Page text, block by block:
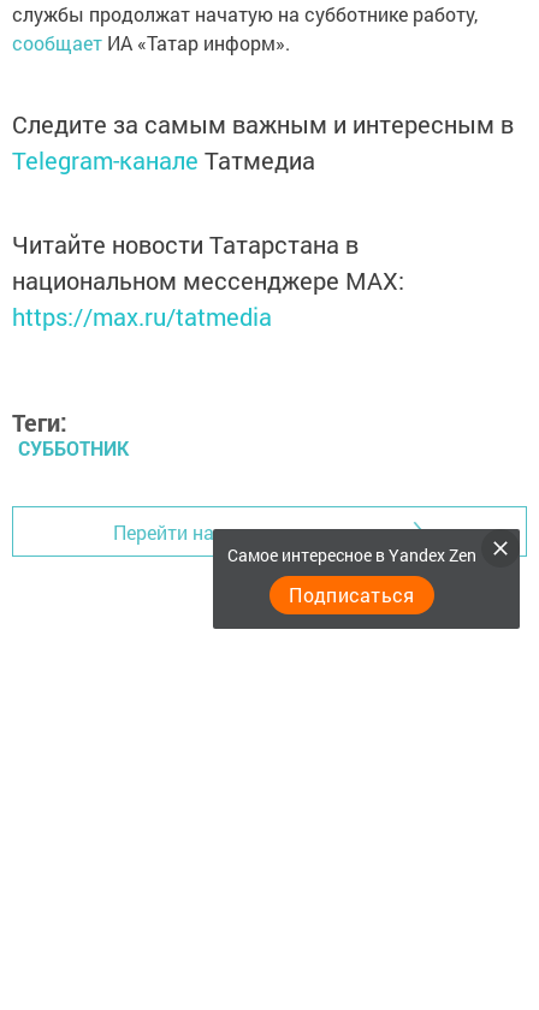
службы продолжат начатую на субботнике работу,
сообщает ИА «Татар информ».
Следите за самым важным и интересным в
Telegram-канале Татмедиа
Читайте новости Татарстана в
национальном мессенджере MАХ:
https://max.ru/tatmedia
Теги:
СУББОТНИК
Перейти на страницу новости
Самое интересное в Yandex Zen
Подписаться